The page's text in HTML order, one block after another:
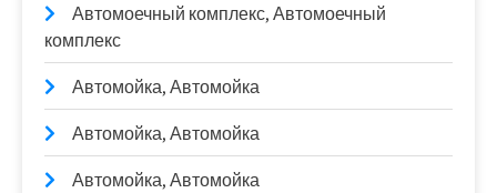
Автомоечный комплекс, Автомоечный
комплекс
Автомойка, Автомойка
Автомойка, Автомойка
Автомойка, Автомойка